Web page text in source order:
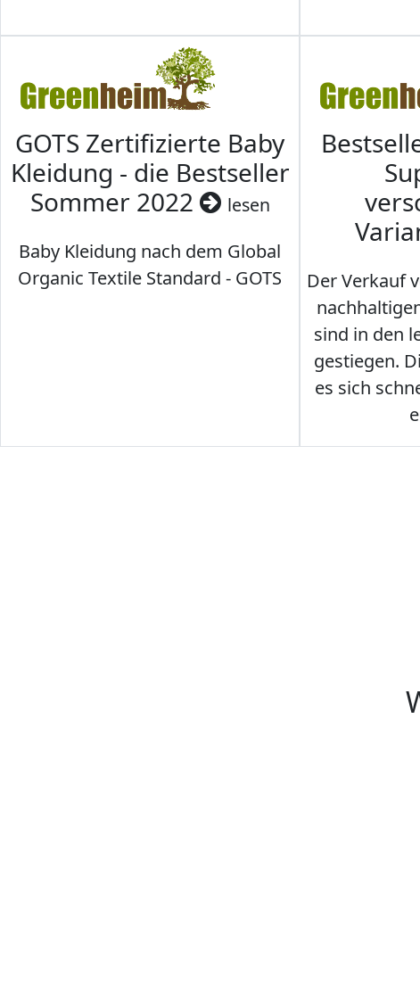
GOTS Zertifizierte Baby
Kleidung - die Bestseller
Sommer 2022
lesen
Baby Kleidung nach dem Global
Organic Textile Standard - GOTS
Der Verkauf
sind in den
gestiegen.
es sich